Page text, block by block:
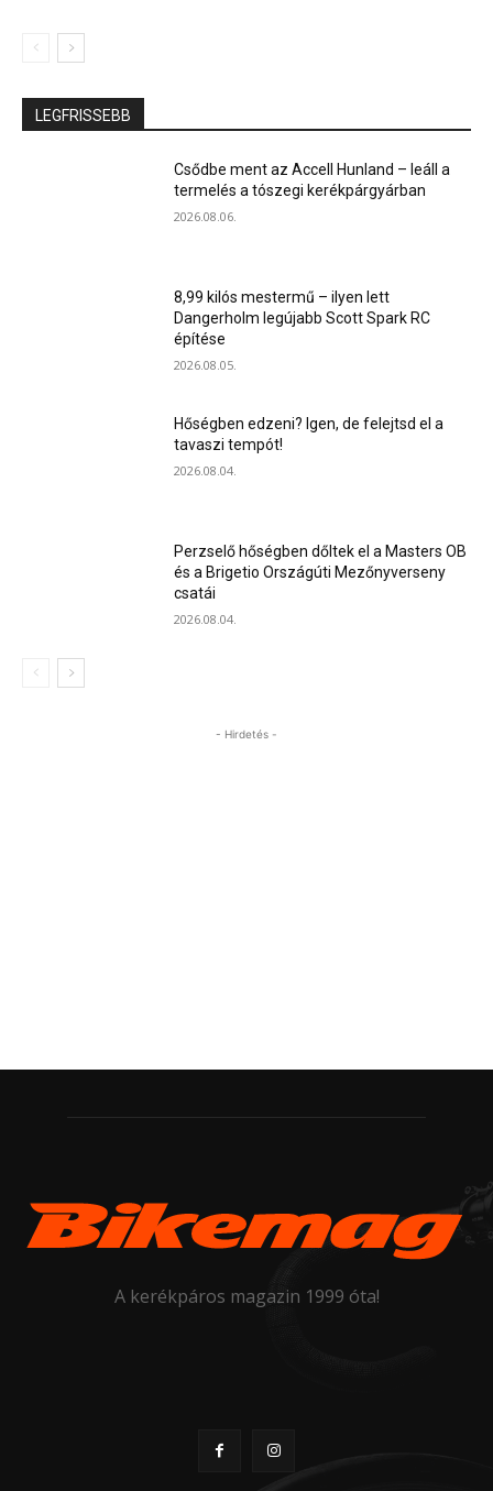
LEGFRISSEBB
Csődbe ment az Accell Hunland – leáll a
termelés a tószegi kerékpárgyárban
2026.08.06.
8,99 kilós mestermű – ilyen lett
Dangerholm legújabb Scott Spark RC
építése
2026.08.05.
Hőségben edzeni? Igen, de felejtsd el a
tavaszi tempót!
2026.08.04.
Perzselő hőségben dőltek el a Masters OB
és a Brigetio Országúti Mezőnyverseny
csatái
2026.08.04.
- Hirdetés -
A kerékpáros magazin 1999 óta!